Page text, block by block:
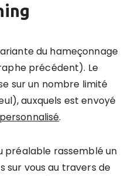
du hameçonnage
précédent). Le
sur un nombre limité
auxquels est envoyé
.
rassemblé un
sur vous au travers de